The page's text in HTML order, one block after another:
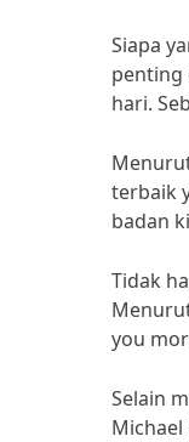
Siapa
penting
hari.
terbaik
badan
Tidak
you
Selain